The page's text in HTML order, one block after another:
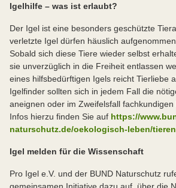
Igelhilfe – was ist erlaubt?
Der Igel ist eine besonders geschützte
verletzte Igel dürfen häuslich
Sobald sich diese Tiere wieder selbst
sie unverzüglich in die Freiheit entlassen
eines hilfsbedürftigen Igels reicht Tierliebe
Igelfinder sollten sich in jedem Fall die
aneignen oder im Zweifelsfall
Infos hierzu finden Sie auf https://
naturschutz.de/oekologisch-leben/
Igel melden für die Wissenschaft
Pro Igel e.V. und der BUND Naturschutz